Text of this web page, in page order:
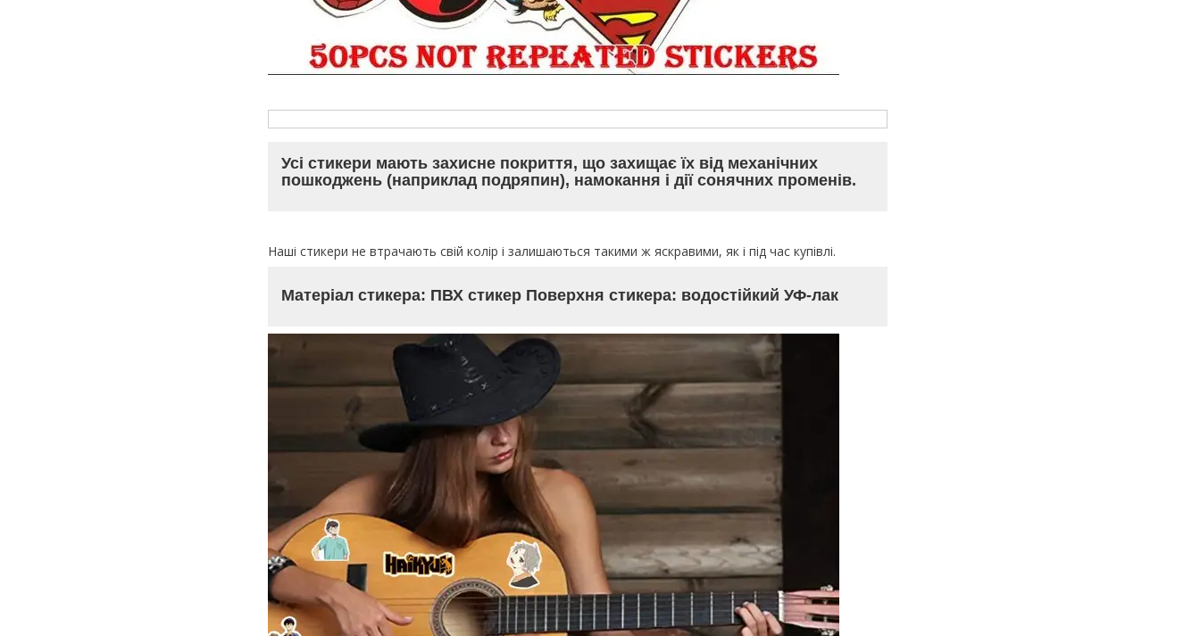
Усі стикери мають захисне покриття, що захищає їх від механічних
пошкоджень (наприклад подряпин), намокання і дії сонячних променів.
Наші стикери не втрачають свій колір і залишаються такими ж яскравими, як і під час купівлі.
Матеріал стикера: ПВХ стикер Поверхня стикера: водостійкий УФ-лак